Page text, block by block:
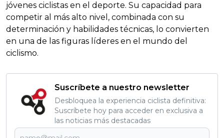
jóvenes ciclistas en el deporte. Su capacidad para
competir al más alto nivel, combinada con su
determinación y habilidades técnicas, lo convierten
en una de las figuras líderes en el mundo del
ciclismo.
Suscríbete a nuestro newsletter
Desbloquea la experiencia ciclista definitiva:
Suscríbete hoy para acceder en exclusiva a
las noticias más destacadas